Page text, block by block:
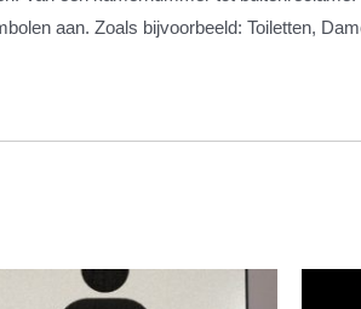
aan. Zoals bijvoorbeeld: Toiletten,